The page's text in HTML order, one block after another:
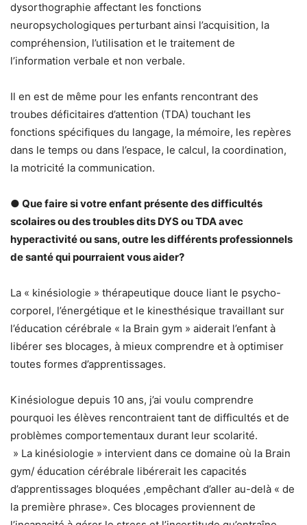
dysorthographie affectant les fonctions
neuropsychologiques perturbant ainsi l’acquisition, la
compréhension, l’utilisation et le traitement de
l’information verbale et non verbale.
Il en est de même pour les enfants rencontrant des
troubes déficitaires d’attention (TDA) touchant les
fonctions spécifiques du langage, la mémoire, les repères
dans le temps ou dans l’espace, le calcul, la coordination,
la motricité la communication.
● Que faire si votre enfant présente des difficultés
scolaires ou des troubles dits DYS ou TDA avec
hyperactivité ou sans, outre les différents professionnels
de santé qui pourraient vous aider?
La « kinésiologie » thérapeutique douce liant le psycho-
corporel, l’énergétique et le kinesthésique travaillant sur
l’éducation cérébrale « la Brain gym » aiderait l’enfant à
libérer ses blocages, à mieux comprendre et à optimiser
toutes formes d’apprentissages.
Kinésiologue depuis 10 ans, j’ai voulu comprendre
pourquoi les élèves rencontraient tant de difficultés et de
problèmes comportementaux durant leur scolarité.
» La kinésiologie » intervient dans ce domaine où la Brain
gym/ éducation cérébrale libérerait les capacités
d’apprentissages bloquées ,empêchant d’aller au-delà « de
la première phrase». Ces blocages proviennent de